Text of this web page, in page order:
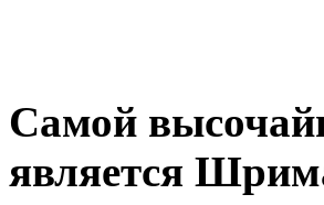
Cамой
является